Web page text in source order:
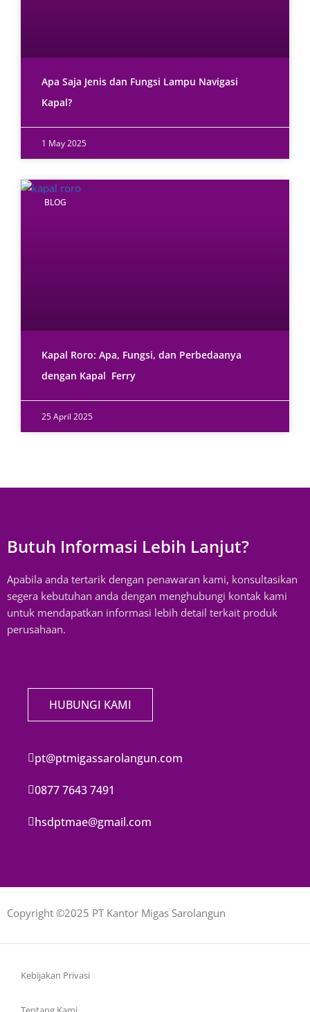
Apa Saja Jenis dan Fungsi Lampu Navigasi
Kapal?
1 May 2025
BLOG
Kapal Roro: Apa, Fungsi, dan Perbedaanya
dengan Kapal Ferry
25 April 2025
Butuh Informasi Lebih Lanjut?
Apabila anda tertarik dengan penawaran kami, konsultasikan
segera kebutuhan anda dengan menghubungi kontak kami
untuk mendapatkan informasi lebih detail terkait produk
perusahaan.
HUBUNGI KAMI
pt@ptmigassarolangun.com
0877 7643 7491
hsdptmae@gmail.com
Copyright ©2025 PT Kantor Migas Sarolangun
Kebijakan Privasi